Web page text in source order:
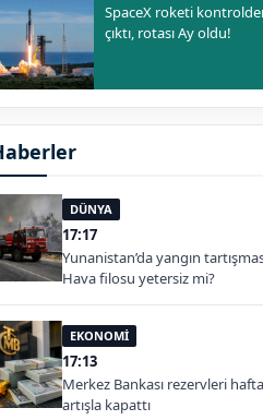
SpaceX roketi
çıktı, rotası Ay oldu!
DÜNYA
17:17
Yunanistan’da yangın
Hava filosu yetersiz mi?
EKONOMİ
17:13
Merkez Bankası rezervleri
artışla kapattı